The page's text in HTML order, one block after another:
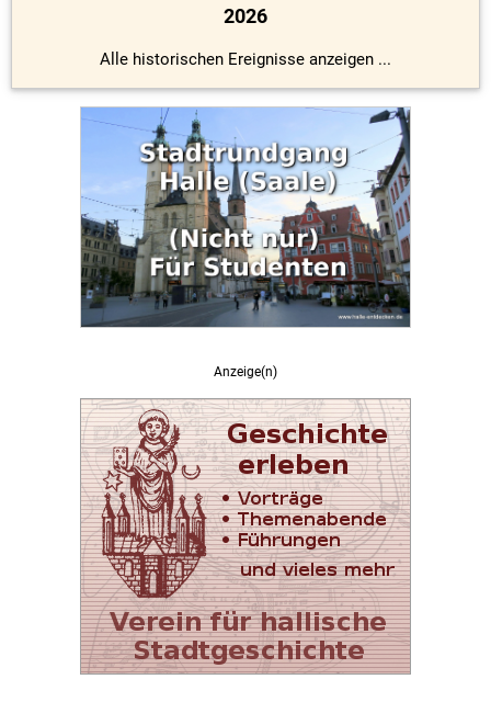
2026
Alle historischen Ereignisse anzeigen ...
Anzeige(n)